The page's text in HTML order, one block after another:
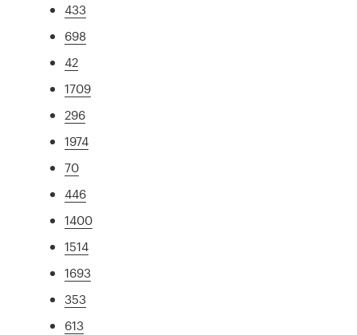
433
698
42
1709
296
1974
70
446
1400
1514
1693
353
613